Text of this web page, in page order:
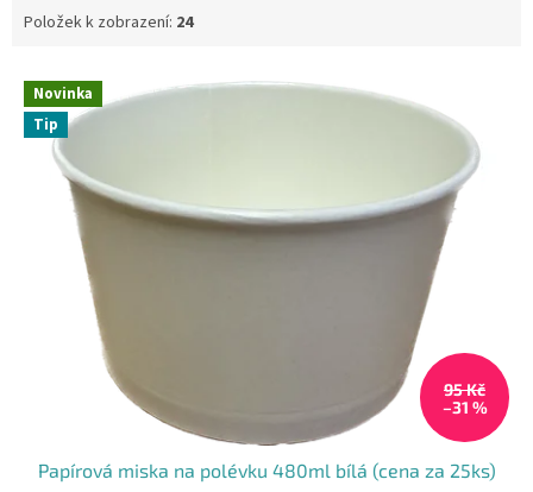
Položek k zobrazení: 24
V
p
Novinka
Tip
95 Kč
–31 %
Papírová miska na polévku 480ml bílá (cena za 25ks)